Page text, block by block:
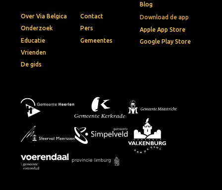
Download de app
Apple App Store
Google Play Store
Blog
Over Via Belgica
Onderzoek
Educatie
Vrienden
De gids
Contact
Pers
Gemeentes